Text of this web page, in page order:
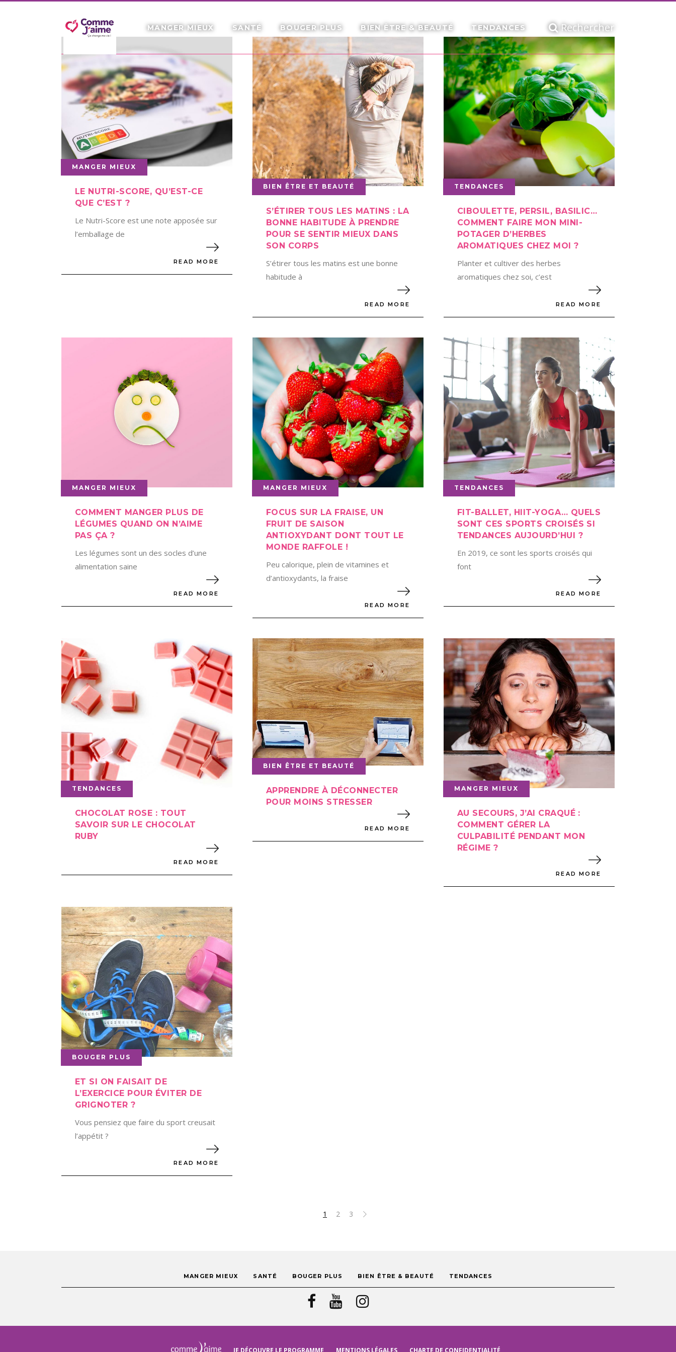
MANGER MIEUX SANTÉ BOUGER PLUS BIEN ÊTRE & BEAUTÉ TENDANCES Rechercher
MANGER MIEUX
LE NUTRI-SCORE, QU’EST-CE
QUE C’EST ?
Le Nutri-Score est une note apposée sur
l’emballage de
READ MORE
BIEN ÊTRE ET BEAUTÉ
S’ÉTIRER TOUS LES MATINS : LA
BONNE HABITUDE À PRENDRE
POUR SE SENTIR MIEUX DANS
SON CORPS
S’étirer tous les matins est une bonne
habitude à
READ MORE
TENDANCES
CIBOULETTE, PERSIL, BASILIC…
COMMENT FAIRE MON MINI-
POTAGER D’HERBES
AROMATIQUES CHEZ MOI ?
Planter et cultiver des herbes
aromatiques chez soi, c’est
READ MORE
MANGER MIEUX
COMMENT MANGER PLUS DE
LÉGUMES QUAND ON N’AIME
PAS ÇA ?
Les légumes sont un des socles d’une
alimentation saine
READ MORE
MANGER MIEUX
FOCUS SUR LA FRAISE, UN
FRUIT DE SAISON
ANTIOXYDANT DONT TOUT LE
MONDE RAFFOLE !
Peu calorique, plein de vitamines et
d’antioxydants, la fraise
READ MORE
TENDANCES
FIT-BALLET, HIIT-YOGA… QUELS
SONT CES SPORTS CROISÉS SI
TENDANCES AUJOURD’HUI ?
En 2019, ce sont les sports croisés qui
font
READ MORE
TENDANCES
CHOCOLAT ROSE : TOUT
SAVOIR SUR LE CHOCOLAT
RUBY
READ MORE
BIEN ÊTRE ET BEAUTÉ
APPRENDRE À DÉCONNECTER
POUR MOINS STRESSER
READ MORE
MANGER MIEUX
AU SECOURS, J’AI CRAQUÉ :
COMMENT GÉRER LA
CULPABILITÉ PENDANT MON
RÉGIME ?
READ MORE
BOUGER PLUS
ET SI ON FAISAIT DE
L’EXERCICE POUR ÉVITER DE
GRIGNOTER ?
Vous pensiez que faire du sport creusait
l’appétit ?
READ MORE
1 2 3
MANGER MIEUX SANTÉ BOUGER PLUS BIEN ÊTRE & BEAUTÉ TENDANCES